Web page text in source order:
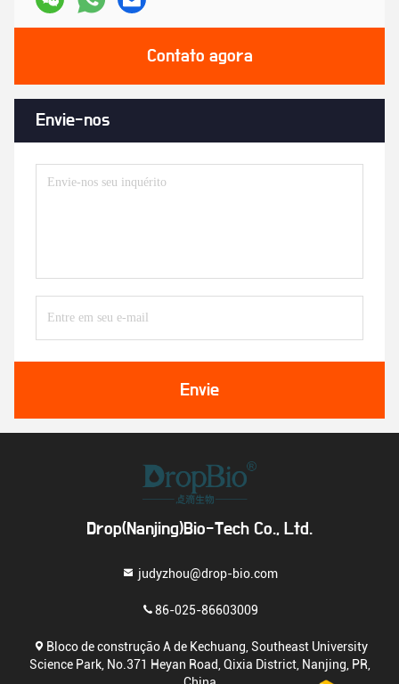
Contato agora
Envie-nos
Envie
Drop(Nanjing)Bio-Tech Co., Ltd.
judyzhou@drop-bio.com
86-025-86603009
Bloco de construção A de Kechuang, Southeast University
Science Park, No.371 Heyan Road, Qixia District, Nanjing, PR,